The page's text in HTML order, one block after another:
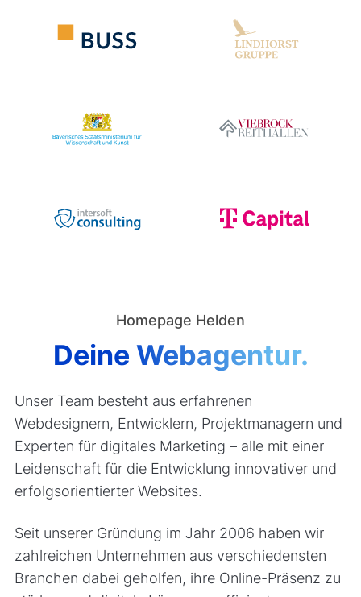
Homepage Helden
Deine Webagentur.
Unser Team besteht aus erfahrenen
Webdesignern, Entwicklern, Projektmanagern und
Experten für digitales Marketing – alle mit einer
Leidenschaft für die Entwicklung innovativer und
erfolgsorientierter Websites.
Seit unserer Gründung im Jahr 2006 haben wir
zahlreichen Unternehmen aus verschiedensten
Branchen dabei geholfen, ihre Online-Präsenz zu